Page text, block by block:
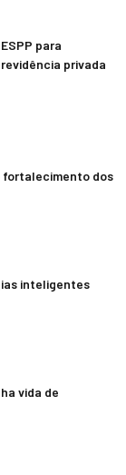
para
privada
fortalecimento dos
inteligentes
vida de